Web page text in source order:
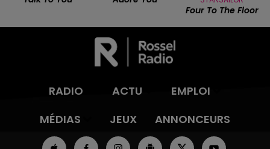
Four To The Floor
RADIO ACTU
EMPLOI
MÉDIAS
JEUX ANNONCEURS